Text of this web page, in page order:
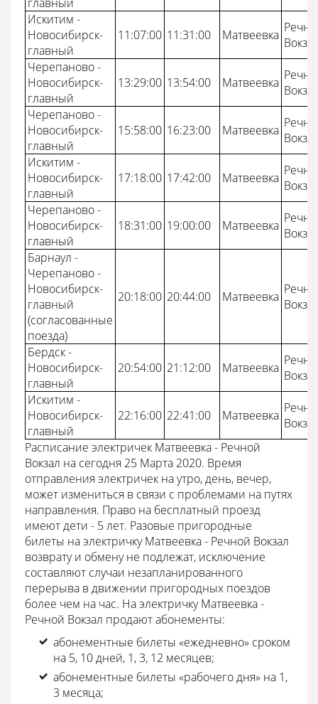
Искитим -
Новосибирск-
главный
11:07:00 11:31:00 Матвеевка
Черепаново -
Новосибирск-
главный
13:29:00 13:54:00 Матвеевка
Черепаново -
Новосибирск-
главный
15:58:00 16:23:00 Матвеевка
Искитим -
Новосибирск-
главный
17:18:00 17:42:00 Матвеевка
Черепаново -
Новосибирск-
главный
18:31:00 19:00:00 Матвеевка
Барнаул -
Черепаново -
Новосибирск-
главный
(согласованные
поезда)
20:18:00 20:44:00 Матвеевка
Бердск -
Новосибирск-
главный
20:54:00 21:12:00 Матвеевка
Искитим -
Новосибирск-
главный
22:16:00 22:41:00 Матвеевка
Расписание электричек Матвеевка - Речной
Вокзал на сегодня 25 Марта 2020. Время
отправления электричек на утро, день, вечер,
может измениться в связи с проблемами на путях
направления. Право на бесплатный проезд
имеют дети - 5 лет. Разовые пригородные
билеты на электричку Матвеевка - Речной Вокзал
возврату и обмену не подлежат, исключение
составляют случаи незапланированного
перерыва в движении пригородных поездов
более чем на час. На электричку Матвеевка -
Речной Вокзал продают абонементы:
абонементные билеты «ежедневно» сроком
на 5, 10 дней, 1, 3, 12 месяцев;
абонементные билеты «рабочего дня» на 1,
3 месяца;